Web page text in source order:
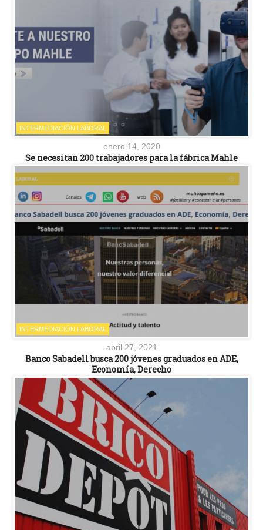
INTERMEDIACIÓN LABORAL
enero 14, 2020
Se necesitan 200 trabajadores para la fábrica Mahle
INTERMEDIACIÓN LABORAL
abril 27, 2021
Banco Sabadell busca 200 jóvenes graduados en ADE,
Economía, Derecho